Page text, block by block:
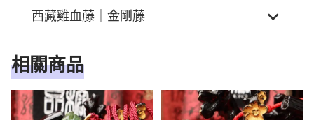
西藏雞血藤｜金剛藤
相關商品